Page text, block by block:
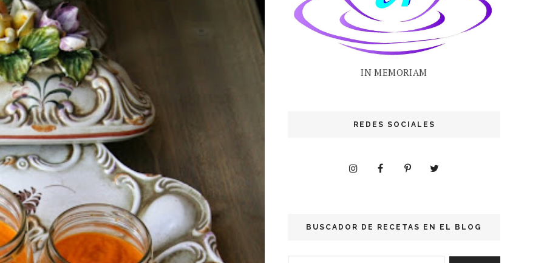
IN MEMORIAM
REDES SOCIALES
BUSCADOR DE RECETAS EN EL BLOG